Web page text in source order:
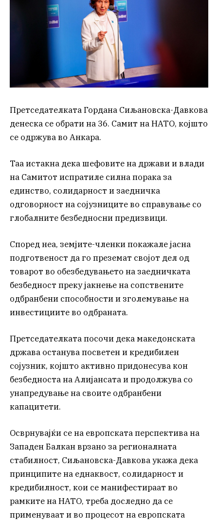
Претседателката Гордана Сиљановска-Давкова
денеска се обрати на 36. Самит на НАТО, којшто
се одржува во Анкара.
Таа истакна дека шефовите на држави и влади
на Самитот испратиле силна порака за
единство, солидарност и заедничка
одговорност на сојузниците во справување со
глобалните безбедносни предизвици.
Според неа, земјите-членки покажале јасна
подготвеност да го преземат својот дел од
товарот во обезбедувањето на заедничката
безбедност преку јакнење на сопствените
одбранбени способности и зголемување на
инвестициите во одбраната.
Претседателката посочи дека македонската
држава останува посветен и кредибилен
сојузник, којшто активно придонесува кон
безбедноста на Алијансата и продолжува со
унапредување на своите одбранбени
капацитети.
Осврнувајќи се на европската перспектива на
Западен Балкан врзано за регионалната
стабилност, Сиљановска-Давкова укажа дека
принципите на еднаквост, солидарност и
кредибилност, кои се манифестираат во
рамките на НАТО, треба доследно да се
применуваат и во процесот на европската